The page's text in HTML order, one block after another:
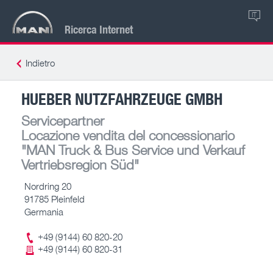
Ricerca Internet
IT
Indietro
HUEBER NUTZFAHRZEUGE GMBH
Servicepartner
Locazione vendita del concessionario
"MAN Truck & Bus Service und Verkauf
Vertriebsregion Süd"
Nordring 20
91785 Pleinfeld
Germania
+49 (9144) 60 820-20
+49 (9144) 60 820-31